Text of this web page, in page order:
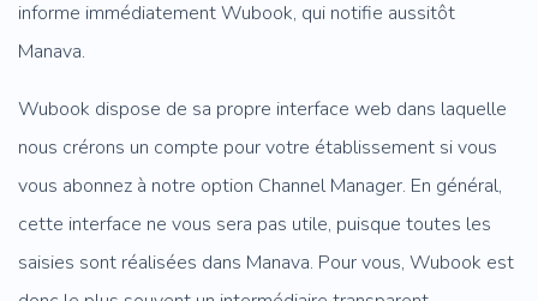
informe immédiatement Wubook, qui notifie aussitôt
Manava.
Wubook dispose de sa propre interface web dans laquelle
nous crérons un compte pour votre établissement si vous
vous abonnez à notre option Channel Manager. En général,
cette interface ne vous sera pas utile, puisque toutes les
saisies sont réalisées dans Manava. Pour vous, Wubook est